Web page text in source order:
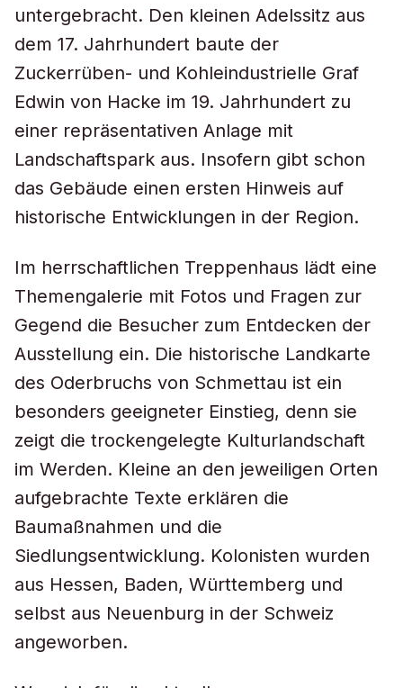
untergebracht. Den kleinen Adelssitz aus
dem 17. Jahrhundert baute der
Zuckerrüben- und Kohleindustrielle Graf
Edwin von Hacke im 19. Jahrhundert zu
einer repräsentativen Anlage mit
Landschaftspark aus. Insofern gibt schon
das Gebäude einen ersten Hinweis auf
historische Entwicklungen in der Region.
Im herrschaftlichen Treppenhaus lädt eine
Themengalerie mit Fotos und Fragen zur
Gegend die Besucher zum Entdecken der
Ausstellung ein. Die historische Landkarte
des Oderbruchs von Schmettau ist ein
besonders geeigneter Einstieg, denn sie
zeigt die trockengelegte Kulturlandschaft
im Werden. Kleine an den jeweiligen Orten
aufgebrachte Texte erklären die
Baumaßnahmen und die
Siedlungsentwicklung. Kolonisten wurden
aus Hessen, Baden, Württemberg und
selbst aus Neuenburg in der Schweiz
angeworben.